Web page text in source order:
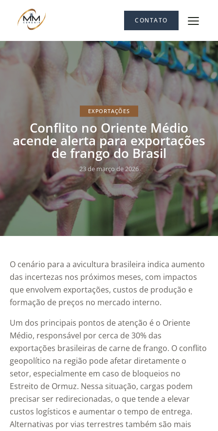
CONTATO
EXPORTAÇÕES
Conflito no Oriente Médio
acende alerta para exportações
de frango do Brasil
23 de março de 2026
O cenário para a avicultura brasileira indica aumento
das incertezas nos próximos meses, com impactos
que envolvem exportações, custos de produção e
formação de preços no mercado interno.
Um dos principais pontos de atenção é o Oriente
Médio, responsável por cerca de 30% das
exportações brasileiras de carne de frango. O conflito
geopolítico na região pode afetar diretamente o
setor, especialmente em caso de bloqueios no
Estreito de Ormuz. Nessa situação, cargas podem
precisar ser redirecionadas, o que tende a elevar
custos logísticos e aumentar o tempo de entrega.
Alternativas por vias terrestres também são mais